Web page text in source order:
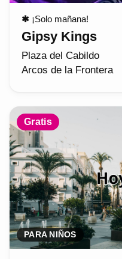
✱ ¡Solo mañana!
Gipsy Kings
Plaza del Cabildo
Arcos de la Frontera
Gratis
PARA NIÑOS